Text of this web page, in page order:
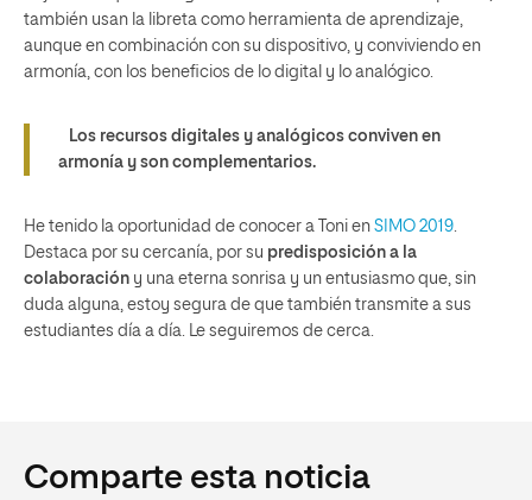
también usan la libreta como herramienta de aprendizaje,
aunque en combinación con su dispositivo, y conviviendo en
armonía, con los beneficios de lo digital y lo analógico.
Los recursos digitales y analógicos conviven en
armonía y son complementarios.
He tenido la oportunidad de conocer a Toni en SIMO 2019.
Destaca por su cercanía, por su predisposición a la
colaboración y una eterna sonrisa y un entusiasmo que, sin
duda alguna, estoy segura de que también transmite a sus
estudiantes día a día. Le seguiremos de cerca.
Comparte esta noticia